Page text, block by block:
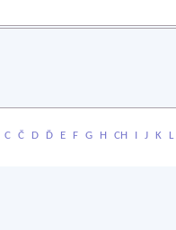
C Č D Ď E F G H CH I J K L